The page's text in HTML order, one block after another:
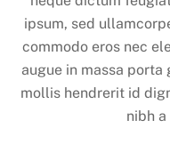
ipsum, sed
commodo eros nec
augue in massa
mollis hendrerit id
nibh